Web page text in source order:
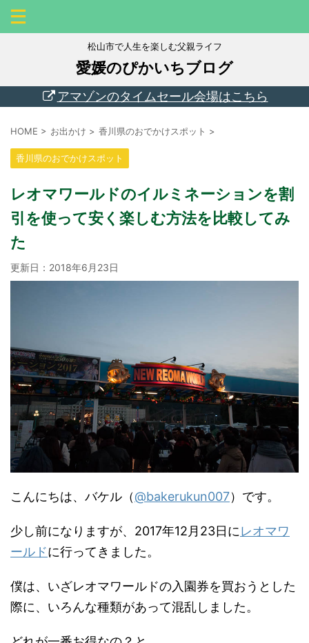
松山市で人生を楽しむ父親ライフ
愛媛のぴかいちブログ
アマゾンのタイムセール会場はこちら
HOME > お出かけ > 香川県のおでかけスポット >
香川県のおでかけスポット
レオマワールドのイルミネーションを割
引を使って安く楽しむ方法を比較してみ
た
更新日： 2018年6月23日
こんにちは、バケル（@bakerukun007）です。
少し前になりますが、2017年12月23日にレオマワ
ールドに行ってきました。
僕は、いざレオマワールドの入園券を買おうとした
際に、いろんな種類があって混乱しました。